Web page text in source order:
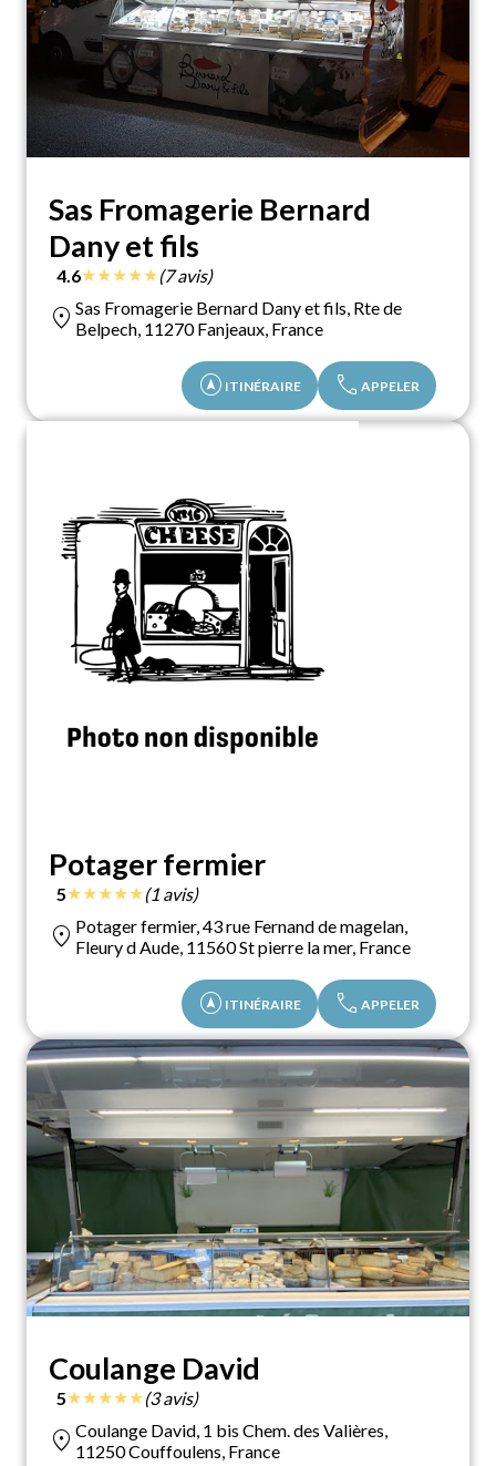
Sas Fromagerie Bernard
Dany et fils
4.6★★★★★(7 avis)
location_on Sas Fromagerie Bernard Dany et fils, Rte de
Belpech, 11270 Fanjeaux, France
assistant_navigation ITINÉRAIRE call APPELER
Potager fermier
5★★★★★(1 avis)
location_on Potager fermier, 43 rue Fernand de magelan,
Fleury d Aude, 11560 St pierre la mer, France
assistant_navigation ITINÉRAIRE call APPELER
Coulange David
5★★★★★(3 avis)
location_on Coulange David, 1 bis Chem. des Valières,
11250 Couffoulens, France